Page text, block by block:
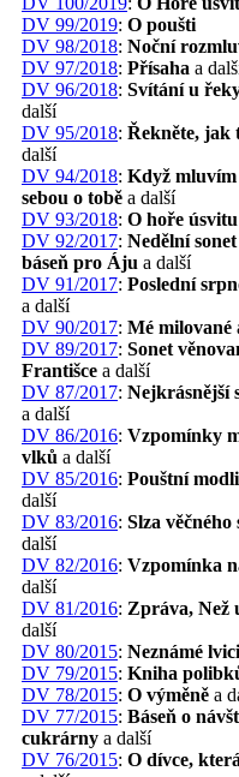
DV 99/2019: O poušti
DV 98/2018: Noční
DV 97/2018: Přísaha a
DV 96/2018: Svítání u
další
DV 95/2018: Řekněte, jak
další
DV 94/2018: Když mluvím
sebou o tobě a další
DV 93/2018: O hoře úsvitu
DV 92/2017: Nedělní
báseň pro Áju a další
DV 91/2017: Poslední
a další
DV 90/2017: Mé milované
DV 89/2017: Sonet
Františce a další
DV 87/2017: Nejkrásnější
a další
DV 86/2016: Vzpomínky
vlků a další
DV 85/2016: Pouštní
další
DV 83/2016: Slza věčného
další
DV 82/2016: Vzpomínka
další
DV 81/2016: Zpráva, Než
další
DV 80/2015: Neznámé lvici
DV 79/2015: Kniha
DV 78/2015: O výměně a
DV 77/2015: Báseň o
cukrárny a další
DV 76/2015: O dívce,